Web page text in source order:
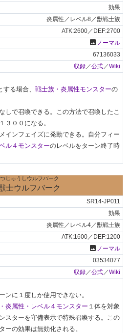
効果
炎属性／レベル8／獣戦士族
ATK:2600／DEF:2700
photo ノーマル
67136033
収録／公式／Wiki
る場合、 戦士族・炎属性モンスターの
しで召喚できる。この方法で召喚したこ
３００になる。
インフェイズに発動できる。自分フィー
ル４モンスターのレベルをターン終了時
じゅうしウルフバーク
士ウルフバーク
SR14-JP011
効果
炎属性／レベル4／獣戦士族
ATK:1600／DEF:1200
photo ノーマル
03534077
収録 ／公式 ／Wiki
ンに１度しか使用できない。
炎属性・レベル４モンスター １体を対象
スターを守備表示で特殊召喚する。この
ーの効果は無効化される。